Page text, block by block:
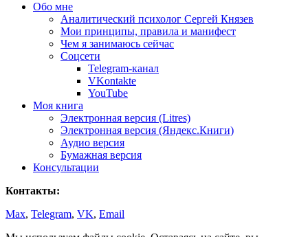
Обо мне
Аналитический психолог Сергей Князев
Мои принципы, правила и манифест
Чем я занимаюсь сейчас
Соцсети
Telegram-канал
VKontakte
YouTube
Моя книга
Электронная версия (Litres)
Электронная версия (Яндекс.Книги)
Аудио версия
Бумажная версия
Консультации
Контакты:
Max, Telegram, VK, Email